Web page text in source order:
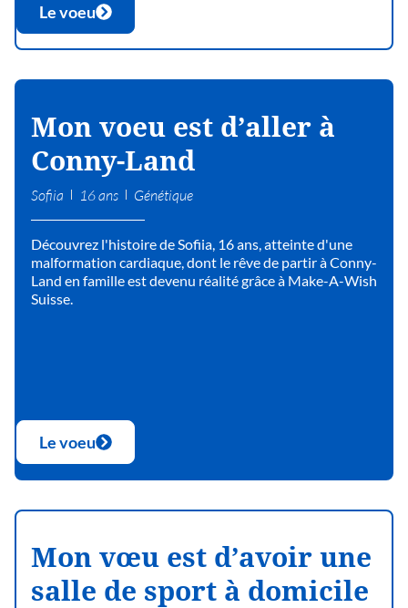
Le voeu
Mon voeu est d’aller à
Conny-Land
Sofiia 16 ans Génétique
Découvrez l'histoire de Sofiia, 16 ans, atteinte d'une
malformation cardiaque, dont le rêve de partir à Conny-
Land en famille est devenu réalité grâce à Make-A-Wish
Suisse.
Le voeu
Mon vœu est d’avoir une
salle de sport à domicile